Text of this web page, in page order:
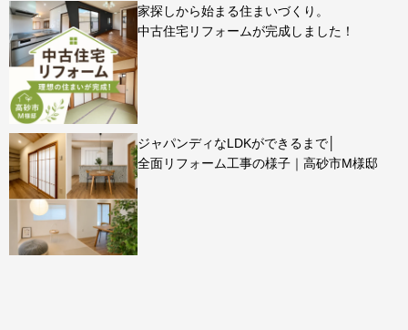
家探しから始まる住まいづくり。
中古住宅リフォームが完成しました！
ジャパンディなLDKができるまで│
全面リフォーム工事の様子｜高砂市M様邸